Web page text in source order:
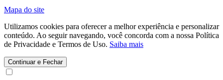
Mapa do site
Utilizamos cookies para oferecer a melhor experiência e personalizar
conteúdo. Ao seguir navegando, você concorda com a nossa Política
de Privacidade e Termos de Uso. Saiba mais
Continuar e Fechar